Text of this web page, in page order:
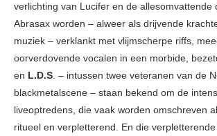
verlichting van Lucifer en de allesomvattende
Abrasax worden – alweer als drijvende
muziek – verklankt met vlijmscherpe riffs,
oorverdovende vocalen in een morbide,
en L.D.S. – intussen twee veteranen van de
blackmetalscene – staan bekend om de
liveoptredens, die vaak worden omschreven
ritueel en verpletterend. En die